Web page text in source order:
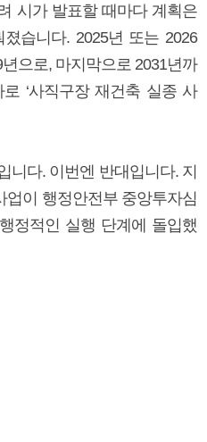
시가 발표할 때마다 계획은
습니다. 2025년 또는 2026
으로, 마지막으로 2031년까
‘사직구장 재건축 실종 사
니다. 이번엔 반대입니다. 지
업이 행정안전부 중앙투자심
정적인 실행 단계에 돌입했